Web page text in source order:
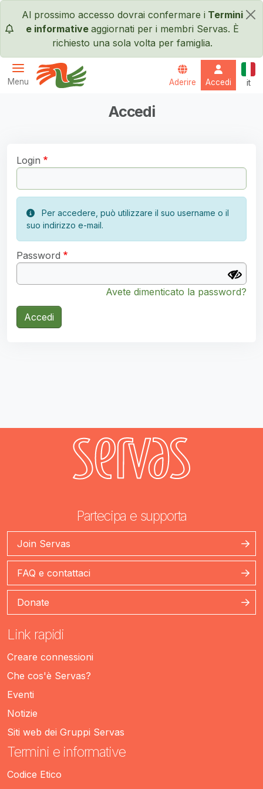
Salta al contenuto principale
×
Al prossimo accesso dovrai confermare i Termini
e informative aggiornati per i membri Servas. È
richiesto una sola volta per famiglia.
Menu Aderire Accedi it
Accedi
Login
Per accedere, può utilizzare il suo username o il
suo indirizzo e-mail.
Password
Avete dimenticato la password?
Accedi
Partecipa e supporta
Join Servas
FAQ e contattaci
Donate
Link rapidi
Creare connessioni
Che cos'è Servas?
Eventi
Notizie
Siti web dei Gruppi Servas
Termini e informative
Codice Etico